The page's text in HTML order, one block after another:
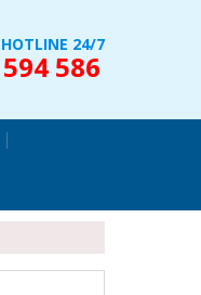
24/7
586